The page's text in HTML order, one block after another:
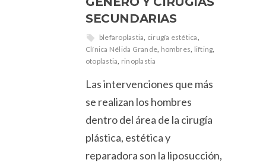
SECUNDARIAS
blefaroplastia, cirugía estética,
Clínica Nélida Grande, hombres, lifting,
otoplastia, rinoplastia
Las intervenciones que más
se realizan los hombres
dentro del área de la cirugía
plástica, estética y
reparadora son la liposucción,